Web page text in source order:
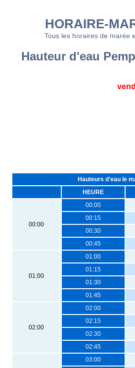
HORAIRE-
Tous les horaires de marée
Hauteur d'eau
Hauteurs d'eau le
HEURE
00:00
00:00
00:15
00:30
00:45
01:00
01:00
01:15
01:30
01:45
02:00
02:00
02:15
02:30
02:45
03:00